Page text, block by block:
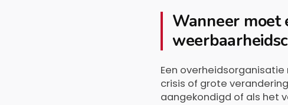
Wanneer moet
Een
crisis of grote
aangekondigd of als het